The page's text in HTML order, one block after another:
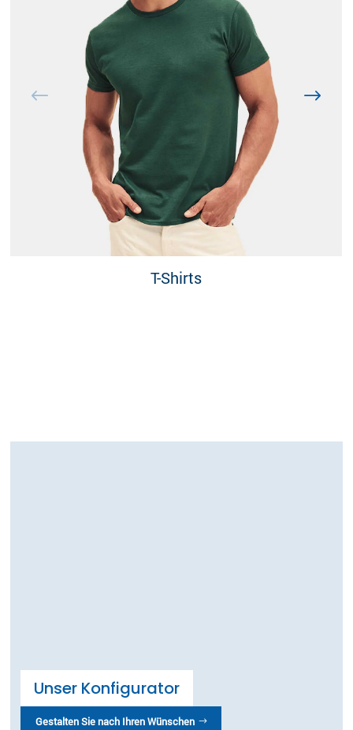
T-Shirts
Unser Konfigurator
Gestalten Sie nach Ihren Wünschen